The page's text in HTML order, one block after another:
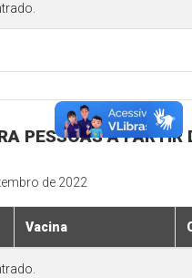
PESSOAS A
de 2022
Vacina